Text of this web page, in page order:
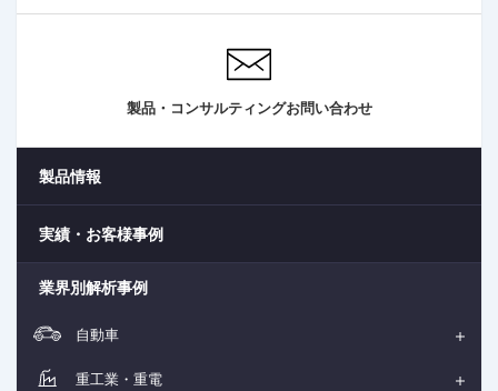
製品・コンサルティングお問い合わせ
製品情報
実績・お客様事例
業界別解析事例
自動車
重工業・重電